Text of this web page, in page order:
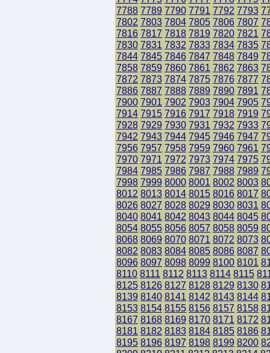
7788 7789 7790 7791 7792 7793
7802 7803 7804 7805 7806 7807
7816 7817 7818 7819 7820 7821
7830 7831 7832 7833 7834 7835
7844 7845 7846 7847 7848 7849
7858 7859 7860 7861 7862 7863
7872 7873 7874 7875 7876 7877
7886 7887 7888 7889 7890 7891
7900 7901 7902 7903 7904 7905
7914 7915 7916 7917 7918 7919
7928 7929 7930 7931 7932 7933
7942 7943 7944 7945 7946 7947
7956 7957 7958 7959 7960 7961
7970 7971 7972 7973 7974 7975
7984 7985 7986 7987 7988 7989
7998 7999 8000 8001 8002 8003
8012 8013 8014 8015 8016 8017
8026 8027 8028 8029 8030 8031
8040 8041 8042 8043 8044 8045
8054 8055 8056 8057 8058 8059
8068 8069 8070 8071 8072 8073
8082 8083 8084 8085 8086 8087
8096 8097 8098 8099 8100 8101
8110 8111 8112 8113 8114 8115
8125 8126 8127 8128 8129 8130
8139 8140 8141 8142 8143 8144
8153 8154 8155 8156 8157 8158
8167 8168 8169 8170 8171 8172
8181 8182 8183 8184 8185 8186
8195 8196 8197 8198 8199 8200